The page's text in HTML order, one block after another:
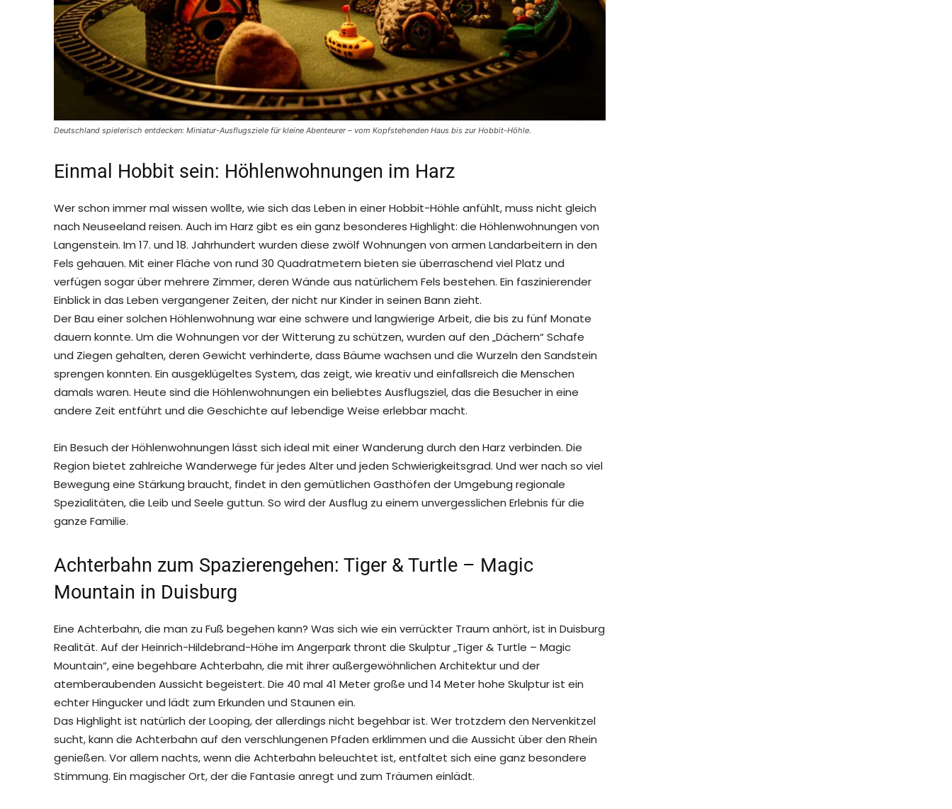
Deutschland spielerisch entdecken: Miniatur-Ausflugsziele für kleine Abenteurer – vom Kopfstehenden Haus bis zur Hobbit-Höhle.
Einmal Hobbit sein: Höhlenwohnungen im Harz
Wer schon immer mal wissen wollte, wie sich das Leben in einer Hobbit-Höhle anfühlt, muss nicht gleich
nach Neuseeland reisen. Auch im Harz gibt es ein ganz besonderes Highlight: die Höhlenwohnungen von
Langenstein. Im 17. und 18. Jahrhundert wurden diese zwölf Wohnungen von armen Landarbeitern in den
Fels gehauen. Mit einer Fläche von rund 30 Quadratmetern bieten sie überraschend viel Platz und
verfügen sogar über mehrere Zimmer, deren Wände aus natürlichem Fels bestehen. Ein faszinierender
Einblick in das Leben vergangener Zeiten, der nicht nur Kinder in seinen Bann zieht.
Der Bau einer solchen Höhlenwohnung war eine schwere und langwierige Arbeit, die bis zu fünf Monate
dauern konnte. Um die Wohnungen vor der Witterung zu schützen, wurden auf den „Dächern“ Schafe
und Ziegen gehalten, deren Gewicht verhinderte, dass Bäume wachsen und die Wurzeln den Sandstein
sprengen konnten. Ein ausgeklügeltes System, das zeigt, wie kreativ und einfallsreich die Menschen
damals waren. Heute sind die Höhlenwohnungen ein beliebtes Ausflugsziel, das die Besucher in eine
andere Zeit entführt und die Geschichte auf lebendige Weise erlebbar macht.
Ein Besuch der Höhlenwohnungen lässt sich ideal mit einer Wanderung durch den Harz verbinden. Die
Region bietet zahlreiche Wanderwege für jedes Alter und jeden Schwierigkeitsgrad. Und wer nach so viel
Bewegung eine Stärkung braucht, findet in den gemütlichen Gasthöfen der Umgebung regionale
Spezialitäten, die Leib und Seele guttun. So wird der Ausflug zu einem unvergesslichen Erlebnis für die
ganze Familie.
Achterbahn zum Spazierengehen: Tiger & Turtle – Magic
Mountain in Duisburg
Eine Achterbahn, die man zu Fuß begehen kann? Was sich wie ein verrückter Traum anhört, ist in Duisburg
Realität. Auf der Heinrich-Hildebrand-Höhe im Angerpark thront die Skulptur „Tiger & Turtle – Magic
Mountain“, eine begehbare Achterbahn, die mit ihrer außergewöhnlichen Architektur und der
atemberaubenden Aussicht begeistert. Die 40 mal 41 Meter große und 14 Meter hohe Skulptur ist ein
echter Hingucker und lädt zum Erkunden und Staunen ein.
Das Highlight ist natürlich der Looping, der allerdings nicht begehbar ist. Wer trotzdem den Nervenkitzel
sucht, kann die Achterbahn auf den verschlungenen Pfaden erklimmen und die Aussicht über den Rhein
genießen. Vor allem nachts, wenn die Achterbahn beleuchtet ist, entfaltet sich eine ganz besondere
Stimmung. Ein magischer Ort, der die Fantasie anregt und zum Träumen einlädt.